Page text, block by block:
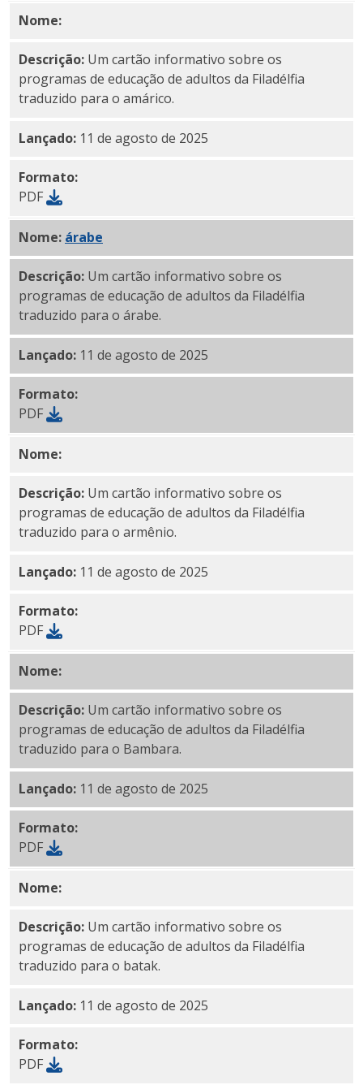
Nome:PDF amárico
Descrição: Um cartão informativo sobre os
programas de educação de adultos da Filadélfia
traduzido para o amárico.
Lançado: 11 de agosto de 2025
Formato:
PDF
Nome: PDF em
árabe
Descrição: Um cartão informativo sobre os
programas de educação de adultos da Filadélfia
traduzido para o árabe.
Lançado: 11 de agosto de 2025
Formato:
PDF
Nome:PDF armênio
Descrição: Um cartão informativo sobre os
programas de educação de adultos da Filadélfia
traduzido para o armênio.
Lançado: 11 de agosto de 2025
Formato:
PDF
Nome:Bambara PDF
Descrição: Um cartão informativo sobre os
programas de educação de adultos da Filadélfia
traduzido para o Bambara.
Lançado: 11 de agosto de 2025
Formato:
PDF
Nome:Arquivo em PDF
Descrição: Um cartão informativo sobre os
programas de educação de adultos da Filadélfia
traduzido para o batak.
Lançado: 11 de agosto de 2025
Formato:
PDF